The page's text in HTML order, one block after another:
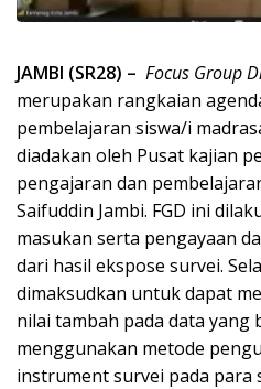
JAMBI (SR28) – Focus Group
merupakan rangkaian
pembelajaran siswa/i
diadakan oleh Pusat kajian
pengajaran dan
Saifuddin Jambi. FGD ini
masukan serta pengayaan
dari hasil ekspose survei.
dimaksudkan untuk dapat
nilai tambah pada data yang
menggunakan metode
instrument survei pada para